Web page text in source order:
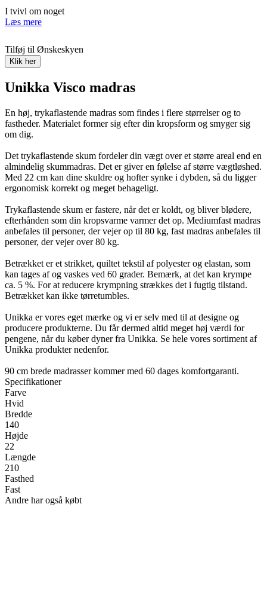
I tvivl om noget
Læs mere
Tilføj til Ønskeskyen
Klik her
Unikka Visco madras
En høj, trykaflastende madras som findes i flere størrelser og to
fastheder. Materialet former sig efter din kropsform og smyger sig
om dig.
Det trykaflastende skum fordeler din vægt over et større areal end en
almindelig skummadras. Det er giver en følelse af større vægtløshed.
Med 22 cm kan dine skuldre og hofter synke i dybden, så du ligger
ergonomisk korrekt og meget behageligt.
Trykaflastende skum er fastere, når det er koldt, og bliver blødere,
efterhånden som din kropsvarme varmer det op. Mediumfast madras
anbefales til personer, der vejer op til 80 kg, fast madras anbefales til
personer, der vejer over 80 kg.
Betrækket er et strikket, quiltet tekstil af polyester og elastan, som
kan tages af og vaskes ved 60 grader. Bemærk, at det kan krympe
ca. 5 %. For at reducere krympning strækkes det i fugtig tilstand.
Betrækket kan ikke tørretumbles.
Unikka er vores eget mærke og vi er selv med til at designe og
producere produkterne. Du får dermed altid meget høj værdi for
pengene, når du køber dyner fra Unikka. Se hele vores sortiment af
Unikka produkter nedenfor.
90 cm brede madrasser kommer med 60 dages komfortgaranti.
Specifikationer
Farve
Hvid
Bredde
140
Højde
22
Længde
210
Fasthed
Fast
Andre har også købt